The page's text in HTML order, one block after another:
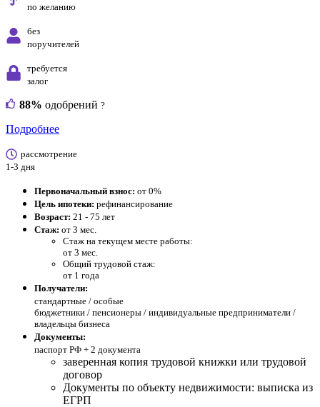
по желанию
без
поручителей
требуется
залог
88% одобрений ?
Подробнее
рассмотрение
1-3 дня
Первоначальный взнос: от 0%
Цель ипотеки: рефинансирование
Возраст: 21 - 75 лет
Стаж: от 3 мес.
Стаж на текущем месте работы:
от 3 мес.
Общий трудовой стаж:
от 1 года
Получатели:
стандартные / особые
бюджетники / пенсионеры / индивидуальные предприниматели /
владельцы бизнеса
Документы:
паспорт РФ + 2 документа
заверенная копия трудовой книжки или трудовой
договор
Документы по объекту недвижимости: выписка из
ЕГРП